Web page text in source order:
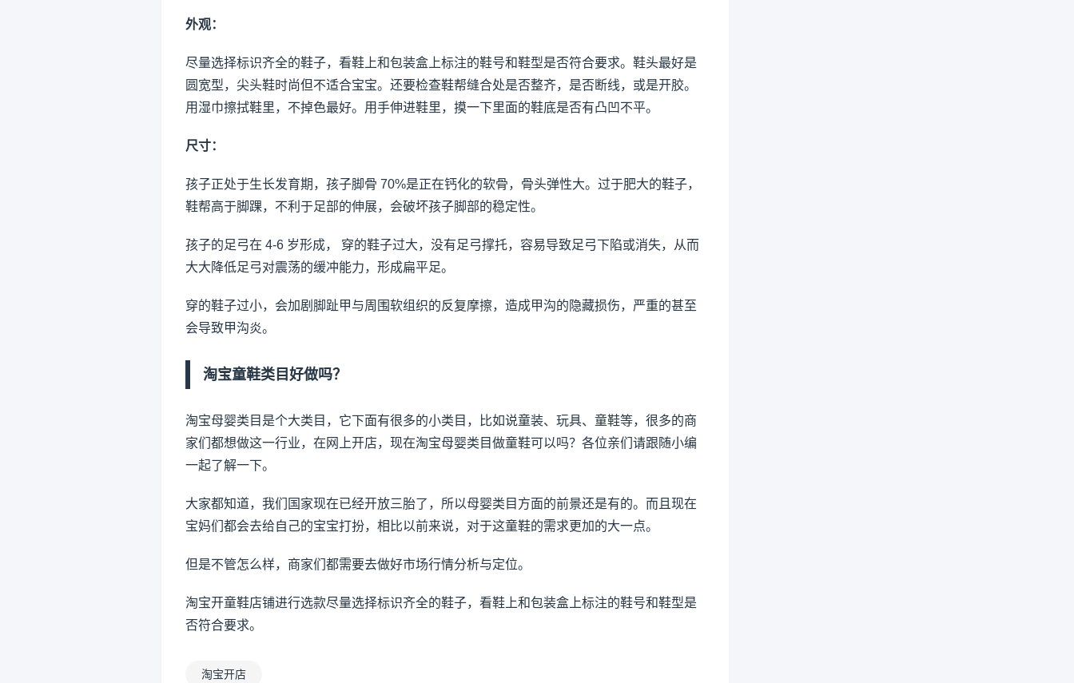
外观：
尽量选择标识齐全的鞋子，看鞋上和包装盒上标注的鞋号和鞋型是否符合要求。鞋头最好是
圆宽型，尖头鞋时尚但不适合宝宝。还要检查鞋帮缝合处是否整齐，是否断线，或是开胶。
用湿巾擦拭鞋里，不掉色最好。用手伸进鞋里，摸一下里面的鞋底是否有凸凹不平。
尺寸：
孩子正处于生长发育期，孩子脚骨 70%是正在钙化的软骨，骨头弹性大。过于肥大的鞋子，
鞋帮高于脚踝，不利于足部的伸展，会破坏孩子脚部的稳定性。
孩子的足弓在 4-6 岁形成， 穿的鞋子过大，没有足弓撑托，容易导致足弓下陷或消失，从而
大大降低足弓对震荡的缓冲能力，形成扁平足。
穿的鞋子过小，会加剧脚趾甲与周围软组织的反复摩擦，造成甲沟的隐藏损伤，严重的甚至
会导致甲沟炎。
淘宝童鞋类目好做吗？
淘宝母婴类目是个大类目，它下面有很多的小类目，比如说童装、玩具、童鞋等，很多的商
家们都想做这一行业，在网上开店，现在淘宝母婴类目做童鞋可以吗？各位亲们请跟随小编
一起了解一下。
大家都知道，我们国家现在已经开放三胎了，所以母婴类目方面的前景还是有的。而且现在
宝妈们都会去给自己的宝宝打扮，相比以前来说，对于这童鞋的需求更加的大一点。
但是不管怎么样，商家们都需要去做好市场行情分析与定位。
淘宝开童鞋店铺进行选款尽量选择标识齐全的鞋子，看鞋上和包装盒上标注的鞋号和鞋型是
否符合要求。
淘宝开店